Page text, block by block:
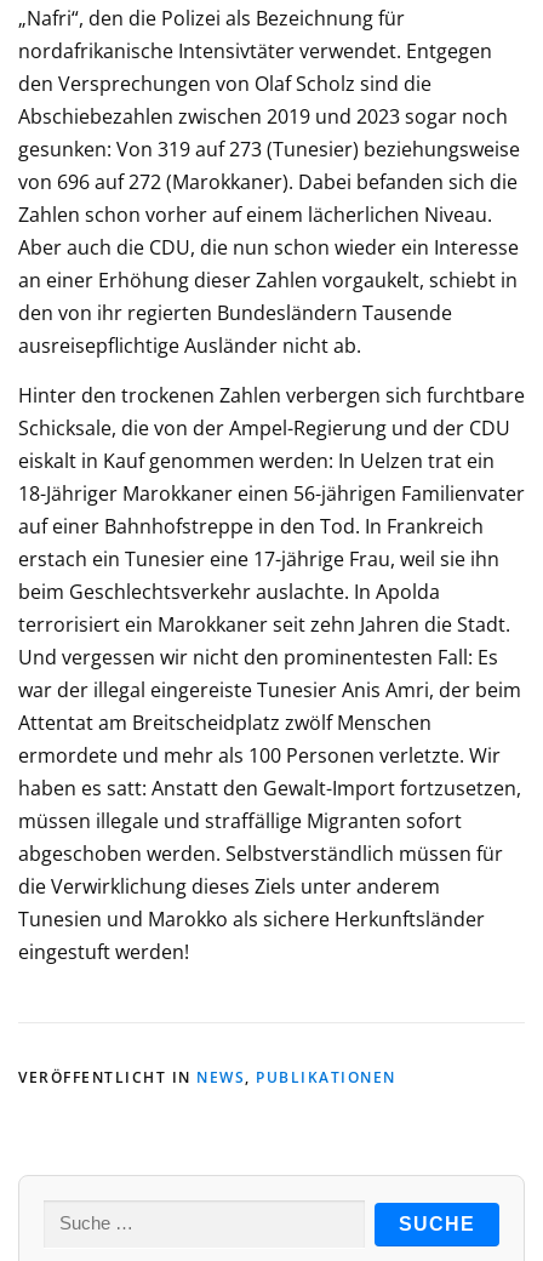
„Nafri“, den die Polizei als Bezeichnung für
nordafrikanische Intensivtäter verwendet. Entgegen
den Versprechungen von Olaf Scholz sind die
Abschiebezahlen zwischen 2019 und 2023 sogar noch
gesunken: Von 319 auf 273 (Tunesier) beziehungsweise
von 696 auf 272 (Marokkaner). Dabei befanden sich die
Zahlen schon vorher auf einem lächerlichen Niveau.
Aber auch die CDU, die nun schon wieder ein Interesse
an einer Erhöhung dieser Zahlen vorgaukelt, schiebt in
den von ihr regierten Bundesländern Tausende
ausreisepflichtige Ausländer nicht ab.
Hinter den trockenen Zahlen verbergen sich furchtbare
Schicksale, die von der Ampel-Regierung und der CDU
eiskalt in Kauf genommen werden: In Uelzen trat ein
18-Jähriger Marokkaner einen 56-jährigen Familienvater
auf einer Bahnhofstreppe in den Tod. In Frankreich
erstach ein Tunesier eine 17-jährige Frau, weil sie ihn
beim Geschlechtsverkehr auslachte. In Apolda
terrorisiert ein Marokkaner seit zehn Jahren die Stadt.
Und vergessen wir nicht den prominentesten Fall: Es
war der illegal eingereiste Tunesier Anis Amri, der beim
Attentat am Breitscheidplatz zwölf Menschen
ermordete und mehr als 100 Personen verletzte. Wir
haben es satt: Anstatt den Gewalt-Import fortzusetzen,
müssen illegale und straffällige Migranten sofort
abgeschoben werden. Selbstverständlich müssen für
die Verwirklichung dieses Ziels unter anderem
Tunesien und Marokko als sichere Herkunftsländer
eingestuft werden!
VERÖFFENTLICHT IN NEWS, PUBLIKATIONEN
Suche